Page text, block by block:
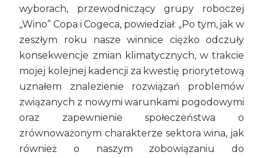
wyborach, przewodniczący grupy roboczej
„Wino” Copa i Cogeca, powiedział: „Po tym, jak w
zeszłym roku nasze winnice ciężko odczuły
konsekwencje zmian klimatycznych, w trakcie
mojej kolejnej kadencji za kwestię priorytetową
uznałem znalezienie rozwiązań problemów
związanych z nowymi warunkami pogodowymi
oraz zapewnienie społeczeństwa o
zrównoważonym charakterze sektora wina, jak
również o naszym zobowiązaniu do